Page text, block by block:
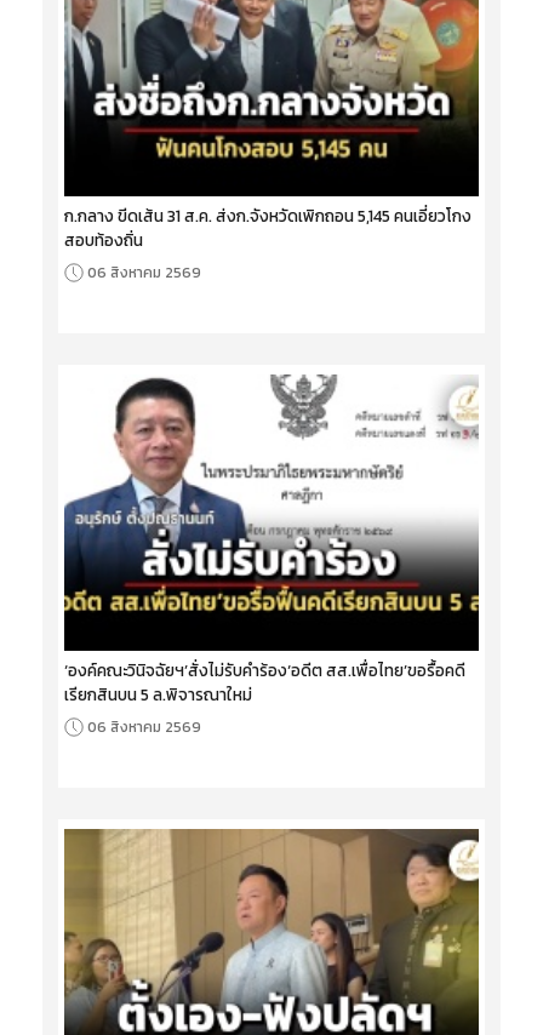
ก.กลาง ขีดเส้น 31 ส.ค. ส่งก.จังหวัดเพิกถอน 5,145 คนเอี่ยวโกง
สอบท้องถิ่น
06 สิงหาคม 2569
‘องค์คณะวินิจฉัยฯ’สั่งไม่รับคำร้อง‘อดีต สส.เพื่อไทย’ขอรื้อคดี
เรียกสินบน 5 ล.พิจารณาใหม่
06 สิงหาคม 2569